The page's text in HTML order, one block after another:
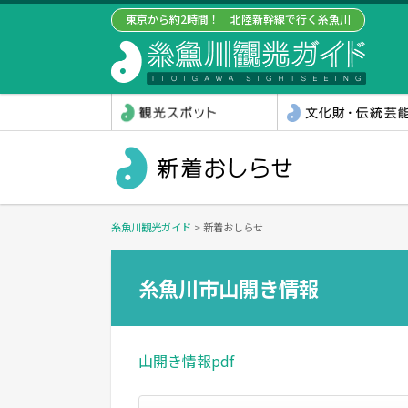
東京から約2時間！ 北陸新幹線で行く糸魚川
糸魚川観光ガイド >新着おしらせ
糸魚川市山開き情報
山開き情報pdf